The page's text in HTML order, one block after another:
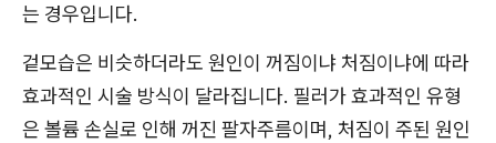
는 경우입니다.
겉모습은 비슷하더라도 원인이 꺼짐이냐 처짐이냐에 따라
효과적인 시술 방식이 달라집니다. 필러가 효과적인 유형
은 볼륨 손실로 인해 꺼진 팔자주름이며, 처짐이 주된 원인